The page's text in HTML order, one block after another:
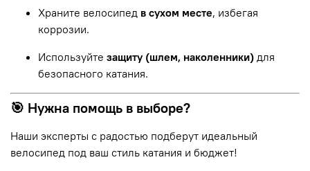
Храните велосипед в сухом месте, избегая
коррозии.
Используйте защиту (шлем, наколенники) для
безопасного катания.
🎯 Нужна помощь в выборе?
Наши эксперты с радостью подберут идеальный
велосипед под ваш стиль катания и бюджет!